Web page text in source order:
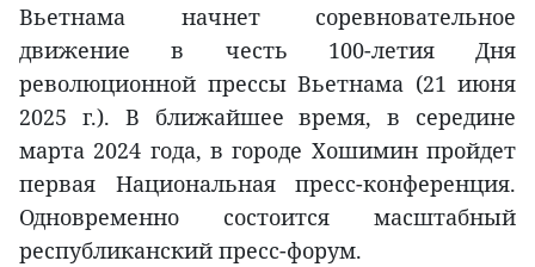
Вьетнама начнет соревновательное
движение в честь 100-летия Дня
революционной прессы Вьетнама (21 июня
2025 г.). В ближайшее время, в середине
марта 2024 года, в городе Хошимин пройдет
первая Национальная пресс-конференция.
Одновременно состоится масштабный
республиканский пресс-форум.